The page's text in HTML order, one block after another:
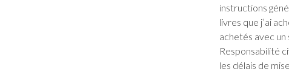
instructions
livres que j’ai
achetés avec un
Responsabilité
les délais de